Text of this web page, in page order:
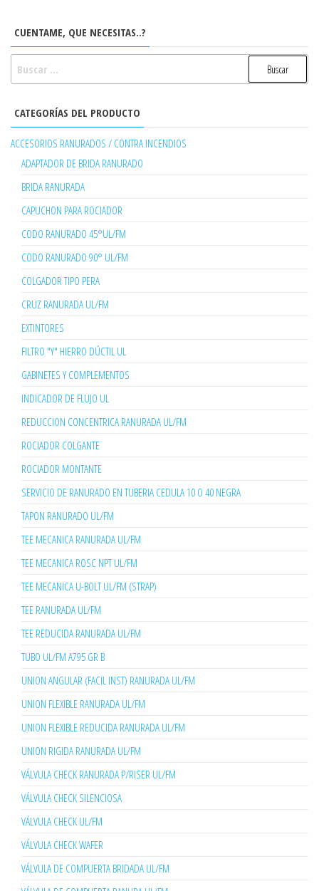
CUENTAME, QUE NECESITAS..?
CATEGORÍAS DEL PRODUCTO
ACCESORIOS RANURADOS / CONTRA INCENDIOS
ADAPTADOR DE BRIDA RANURADO
BRIDA RANURADA
CAPUCHON PARA ROCIADOR
CODO RANURADO 45°UL/FM
CODO RANURADO 90° UL/FM
COLGADOR TIPO PERA
CRUZ RANURADA UL/FM
EXTINTORES
FILTRO "Y" HIERRO DÚCTIL UL
GABINETES Y COMPLEMENTOS
INDICADOR DE FLUJO UL
REDUCCION CONCENTRICA RANURADA UL/FM
ROCIADOR COLGANTE
ROCIADOR MONTANTE
SERVICIO DE RANURADO EN TUBERIA CEDULA 10 O 40 NEGRA
TAPON RANURADO UL/FM
TEE MECANICA RANURADA UL/FM
TEE MECANICA ROSC NPT UL/FM
TEE MECANICA U-BOLT UL/FM (STRAP)
TEE RANURADA UL/FM
TEE REDUCIDA RANURADA UL/FM
TUBO UL/FM A795 GR B
UNION ANGULAR (FACIL INST) RANURADA UL/FM
UNION FLEXIBLE RANURADA UL/FM
UNION FLEXIBLE REDUCIDA RANURADA UL/FM
UNION RIGIDA RANURADA UL/FM
VÁLVULA CHECK RANURADA P/RISER UL/FM
VÁLVULA CHECK SILENCIOSA
VÁLVULA CHECK UL/FM
VÁLVULA CHECK WAFER
VÁLVULA DE COMPUERTA BRIDADA UL/FM